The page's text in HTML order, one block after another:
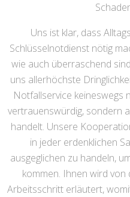
Uns ist klar, dass
Schlüsselnotdienst nötig
wie auch überraschend
uns allerhöchste
Notfallservice keineswegs
vertrauenswürdig, sondern
handelt. Unsere
in jeder erdenklichen
ausgeglichen zu handeln,
kommen. Ihnen wird
Arbeitsschritt erläutert,